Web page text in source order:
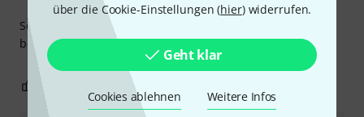
über die Cookie-Einstellungen (hier) widerrufen.
Geht klar
Cookies ablehnen Weitere Infos
Solide Qualität und tolle Haptik, wie es sich langfristig
bewährt wird sich zeigen, bisher rundum zufrieden.